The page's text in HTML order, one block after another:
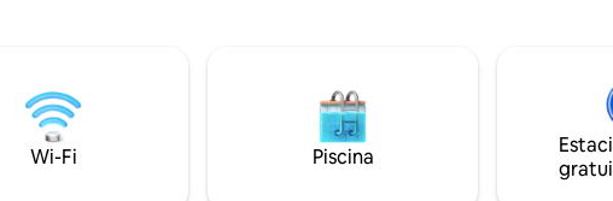
suas datas não estiverem disponíveis,
clique em nosso perfil para ver nossos
outros aluguéis. **Devido à COVID-19,
pedimos que todos os hóspedes sejam
Estacionamento subterrâneo
controlado seguro para dois
elevador para entrada no
condomínio. Banheiros
secadores de cabelo,
Wi-Fi Piscina